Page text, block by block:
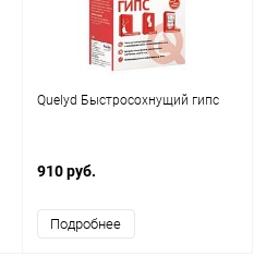
Quelyd Быстросохнущий гипс
910 руб.
Подробнее